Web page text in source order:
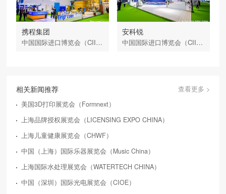
携程集团
中国国际进口博览会（CIIE）
安科锐
中国国际进口博览会（CIIE）
相关新闻推荐
查看更多 >
美国3D打印展览会（Formnext）
上海品牌授权展览会（LICENSING EXPO CHINA）
上海儿童健康展览会（CHWF）
中国（上海）国际乐器展览会（Music China）
上海国际水处理展览会（WATERTECH CHINA）
中国（深圳）国际光电展览会（CIOE）